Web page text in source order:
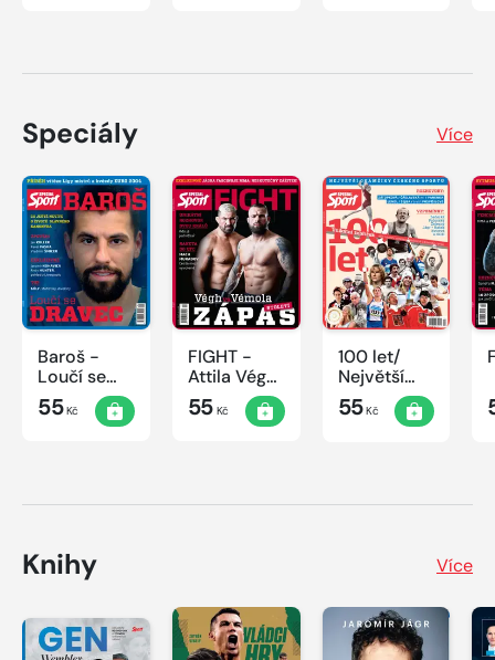
Speciály Více
Baroš -
Loučí se
dravec
55Kč
FIGHT -
Attila Végh
vs. Karlos
Vémola
55Kč
100 let/
Největší
okamžiky
českého
55Kč
Knihy Více